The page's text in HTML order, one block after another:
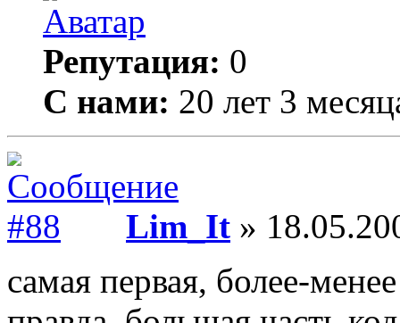
Репутация: 0
С нами: 20 лет 3
Lim_It »
самая первая, более-